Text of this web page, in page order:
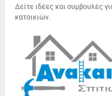
Δείτε ιδέες και συμβουλές
κατοικιών.